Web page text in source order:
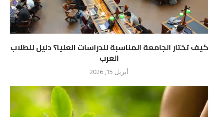
كيف تختار الجامعة المناسبة للدراسات العليا؟ دليل للطلاب
العرب
أبريل 15, 2026